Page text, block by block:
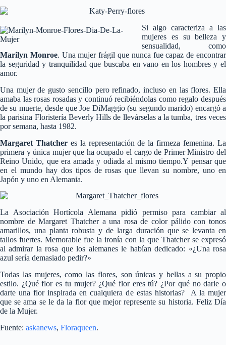
Si algo caracteriza a las
mujeres es su belleza y
sensualidad, como
Marilyn Monroe. Una mujer frágil que nunca fue capaz de encontrar
la seguridad y tranquilidad que buscaba en vano en los hombres y el
amor.
Una mujer de gusto sencillo pero refinado, incluso en las flores. Ella
amaba las rosas rosadas y continuó recibiéndolas como regalo después
de su muerte, desde que Joe DiMaggio (su segundo marido) encargó a
la parisina Floristería Beverly Hills de llevárselas a la tumba, tres veces
por semana, hasta 1982.
Margaret Thatcheres la representación de la firmeza femenina. La
primera y única mujer que ha ocupado el cargo de Primer Ministro del
Reino Unido, que era amada y odiada al mismo tiempo.Y pensar que
en el mundo hay dos tipos de rosas que llevan su nombre, uno en
Japón y uno en Alemania.
La Asociación Hortícola Alemana pidió permiso para cambiar al
nombre de Margaret Thatcher a una rosa de color pálido con tonos
amarillos, una planta robusta y de larga duración que se levanta en
tallos fuertes. Memorable fue la ironía con la que Thatcher se expresó
al admirar la rosa que los alemanes le habían dedicado: «¿Una rosa
azul sería demasiado pedir?»
Todas las mujeres, como las flores, son únicas y bellas a su propio
estilo. ¿Qué flor es tu mujer? ¿Qué flor eres tú? ¿Por qué no darle o
darte una flor inspirada en cualquiera de estas historias? A la mujer
que se ama se le da la flor que mejor represente su historia. Feliz Día
de la Mujer.
Fuente: askanews, Floraqueen.